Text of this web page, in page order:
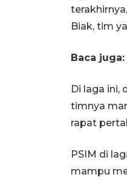
Biak, tim
Baca juga:
Di laga ini,
timnya
rapat
PSIM di
mampu